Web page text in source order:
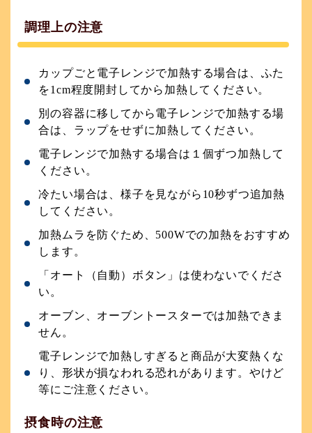
調理上の注意
カップごと電子レンジで加熱する場合は、ふた
を1cm程度開封してから加熱してください。
別の容器に移してから電子レンジで加熱する場
合は、ラップをせずに加熱してください。
電子レンジで加熱する場合は１個ずつ加熱して
ください。
冷たい場合は、様子を見ながら10秒ずつ追加熱
してください。
加熱ムラを防ぐため、500Wでの加熱をおすすめ
します。
「オート（自動）ボタン」は使わないでくださ
い。
オーブン、オーブントースターでは加熱できま
せん。
電子レンジで加熱しすぎると商品が大変熱くな
り、形状が損なわれる恐れがあります。やけど
等にご注意ください。
摂食時の注意